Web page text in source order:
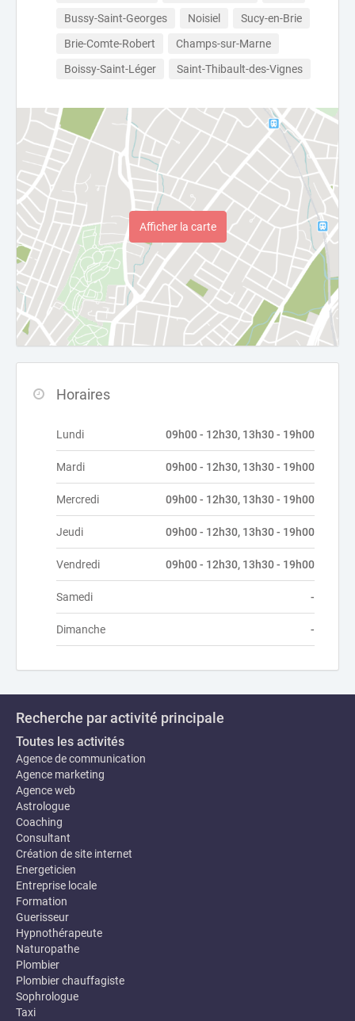
Bussy-Saint-Georges
Noisiel
Sucy-en-Brie
Brie-Comte-Robert
Champs-sur-Marne
Boissy-Saint-Léger
Saint-Thibault-des-Vignes
Afficher la carte
Horaires
Lundi 09h00 - 12h30, 13h30 - 19h00
Mardi 09h00 - 12h30, 13h30 - 19h00
Mercredi 09h00 - 12h30, 13h30 - 19h00
Jeudi 09h00 - 12h30, 13h30 - 19h00
Vendredi 09h00 - 12h30, 13h30 - 19h00
Samedi -
Dimanche -
Recherche par activité principale
Toutes les activités
Agence de communication
Agence marketing
Agence web
Astrologue
Coaching
Consultant
Création de site internet
Energeticien
Entreprise locale
Formation
Guerisseur
Hypnothérapeute
Naturopathe
Plombier
Plombier chauffagiste
Sophrologue
Taxi